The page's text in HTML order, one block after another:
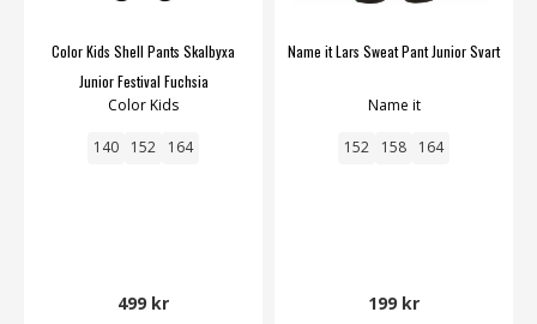
Color Kids Shell Pants Skalbyxa
Junior Festival Fuchsia
Color Kids
140 152 164
499 kr
Name it Lars Sweat Pant Junior Svart
Name it
152 158 164
199 kr